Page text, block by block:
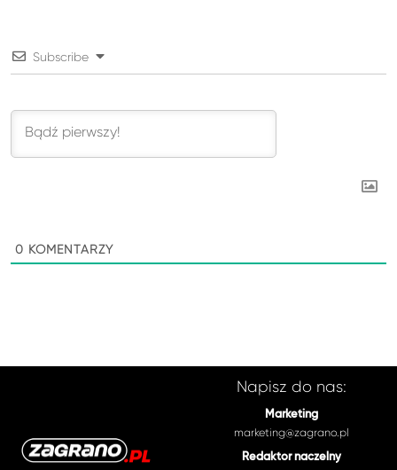
Subscribe
0 KOMENTARZY
Napisz do nas:
Marketing
marketing@zagrano.pl
Redaktor naczelny